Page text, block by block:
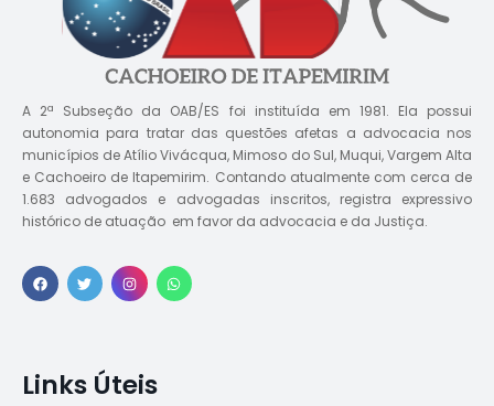
A 2ª Subseção da OAB/ES foi instituída em 1981. Ela possui
autonomia para tratar das questões afetas a advocacia nos
municípios de Atílio Vivácqua, Mimoso do Sul, Muqui, Vargem Alta
e Cachoeiro de Itapemirim. Contando atualmente com cerca de
1.683 advogados e advogadas inscritos, registra expressivo
histórico de atuação em favor da advocacia e da Justiça.
Links Úteis